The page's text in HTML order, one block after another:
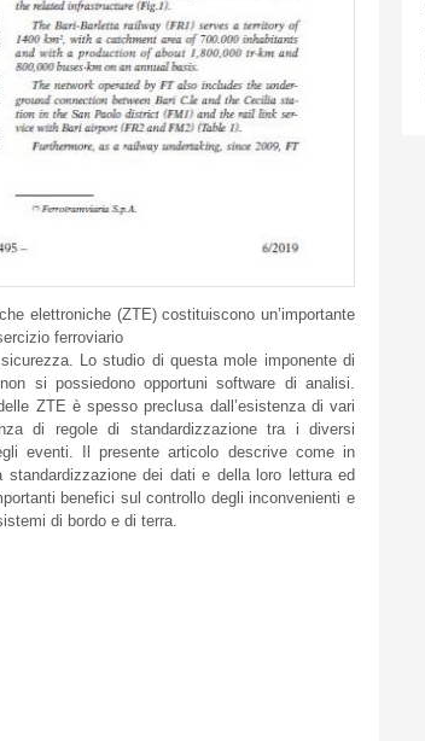
elettroniche (ZTE) costituiscono un’importante
ferroviario
Lo studio di questa mole imponente di
si possiedono opportuni software di analisi.
ZTE è spesso preclusa dall’esistenza di vari
di regole di standardizzazione tra i diversi
eventi. Il presente articolo descrive come in
dei dati e della loro lettura ed
benefici sul controllo degli inconvenienti e
di bordo e di terra.